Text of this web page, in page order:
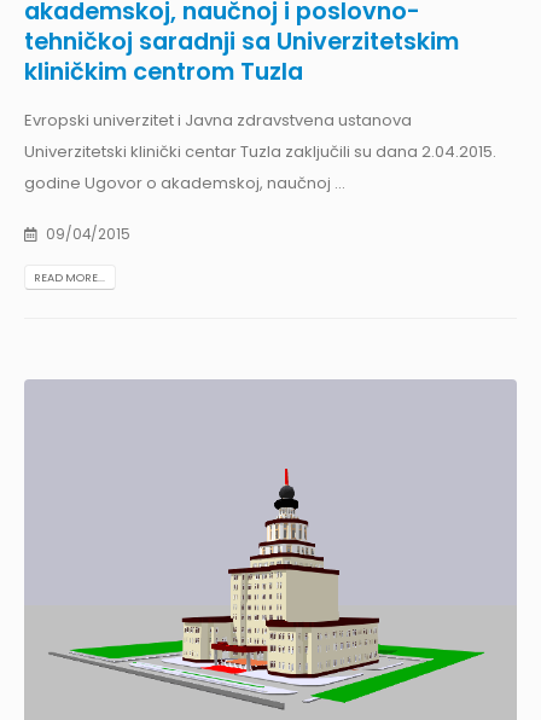
akademskoj, naučnoj i poslovno-
tehničkoj saradnji sa Univerzitetskim
kliničkim centrom Tuzla
Evropski univerzitet i Javna zdravstvena ustanova
Univerzitetski klinički centar Tuzla zaključili su dana 2.04.2015.
godine Ugovor o akademskoj, naučnoj ...
09/04/2015
READ MORE...